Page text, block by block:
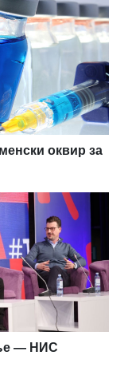
оквир за
— НИС